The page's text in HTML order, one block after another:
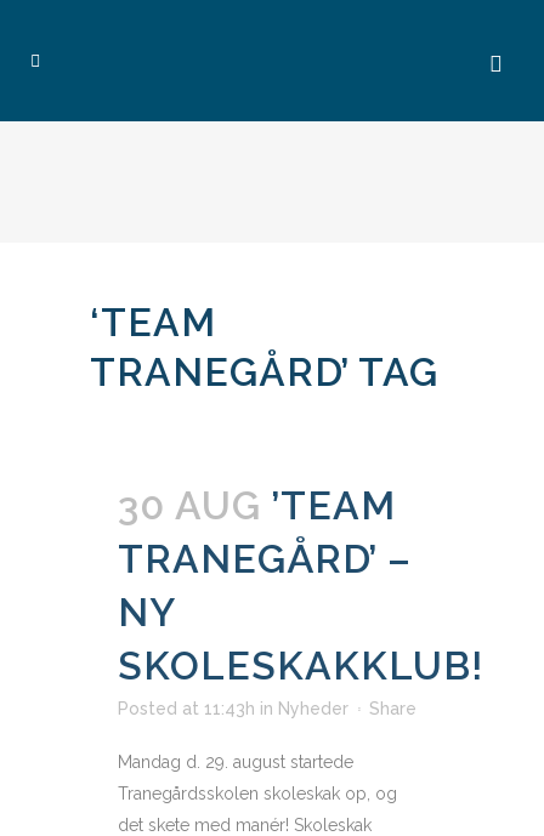
‘TEAM
TRANEGÅRD’ TAG
30 AUG ’TEAM
TRANEGÅRD’ –
NY
SKOLESKAKKLUB!
Posted at 11:43h in Nyheder Share
Mandag d. 29. august startede
Tranegårdsskolen skoleskak op, og
det skete med manér! Skoleskak